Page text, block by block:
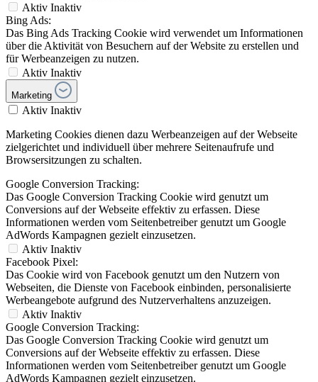
Aktiv Inaktiv
Bing Ads:
Das Bing Ads Tracking Cookie wird verwendet um Informationen
über die Aktivität von Besuchern auf der Website zu erstellen und
für Werbeanzeigen zu nutzen.
Aktiv Inaktiv
Marketing
Aktiv Inaktiv
Marketing Cookies dienen dazu Werbeanzeigen auf der Webseite
zielgerichtet und individuell über mehrere Seitenaufrufe und
Browsersitzungen zu schalten.
Google Conversion Tracking:
Das Google Conversion Tracking Cookie wird genutzt um
Conversions auf der Webseite effektiv zu erfassen. Diese
Informationen werden vom Seitenbetreiber genutzt um Google
AdWords Kampagnen gezielt einzusetzen.
Aktiv Inaktiv
Facebook Pixel:
Das Cookie wird von Facebook genutzt um den Nutzern von
Webseiten, die Dienste von Facebook einbinden, personalisierte
Werbeangebote aufgrund des Nutzerverhaltens anzuzeigen.
Aktiv Inaktiv
Google Conversion Tracking:
Das Google Conversion Tracking Cookie wird genutzt um
Conversions auf der Webseite effektiv zu erfassen. Diese
Informationen werden vom Seitenbetreiber genutzt um Google
AdWords Kampagnen gezielt einzusetzen.